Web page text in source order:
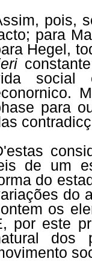
pois,
para
Hegel,
social
para
de um
do
do
os
por este
dos